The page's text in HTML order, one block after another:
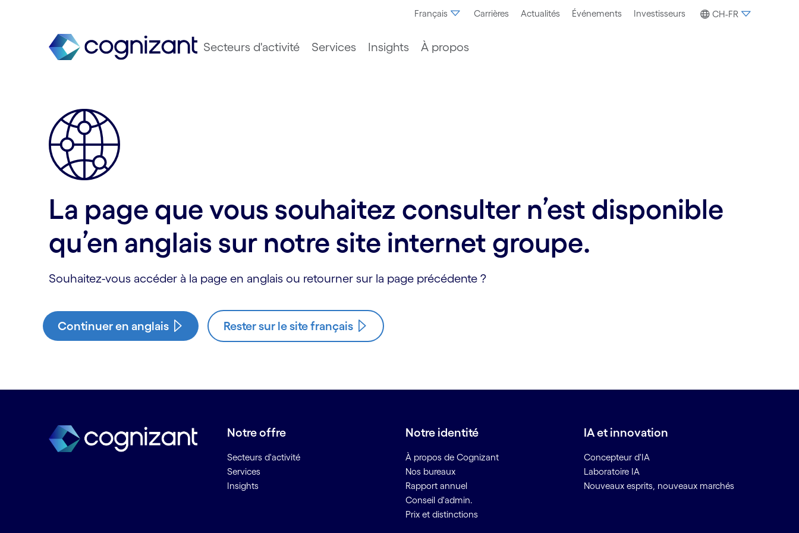
Français Carrières Actualités Événements Investisseurs CH-FR
Secteurs d'activité Services Insights À propos
La page que vous souhaitez consulter n’est disponible
qu’en anglais sur notre site internet groupe.
Souhaitez-vous accéder à la page en anglais ou retourner sur la page précédente ?
Continuer en anglais Rester sur le site français
Notre offre
Secteurs d'activité
Services
Insights
Notre identité
À propos de Cognizant
Nos bureaux
Rapport annuel
Conseil d'admin.
Prix et distinctions
IA et innovation
Concepteur d'IA
Laboratoire IA
Nouveaux esprits, nouveaux marchés